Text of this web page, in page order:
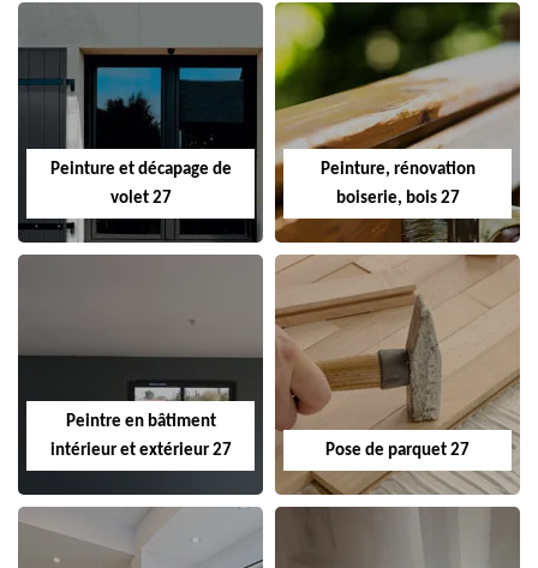
Peinture et décapage de
volet 27
Peinture, rénovation
boiserie, bois 27
Peintre en bâtiment
intérieur et extérieur 27
Pose de parquet 27